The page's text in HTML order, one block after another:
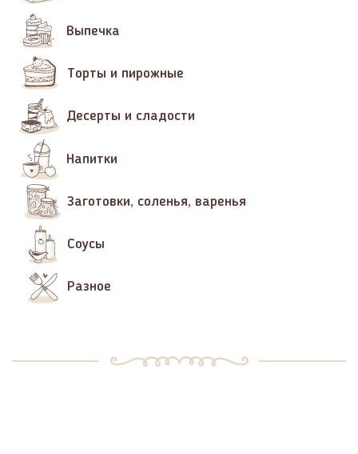
Выпечка
Торты и пирожные
Десерты и сладости
Напитки
Заготовки, соленья, варенья
Соусы
Разное